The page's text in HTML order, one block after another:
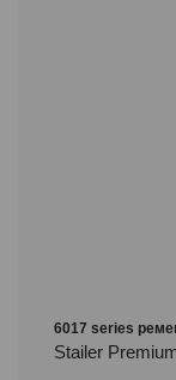
6017 series
Stailer